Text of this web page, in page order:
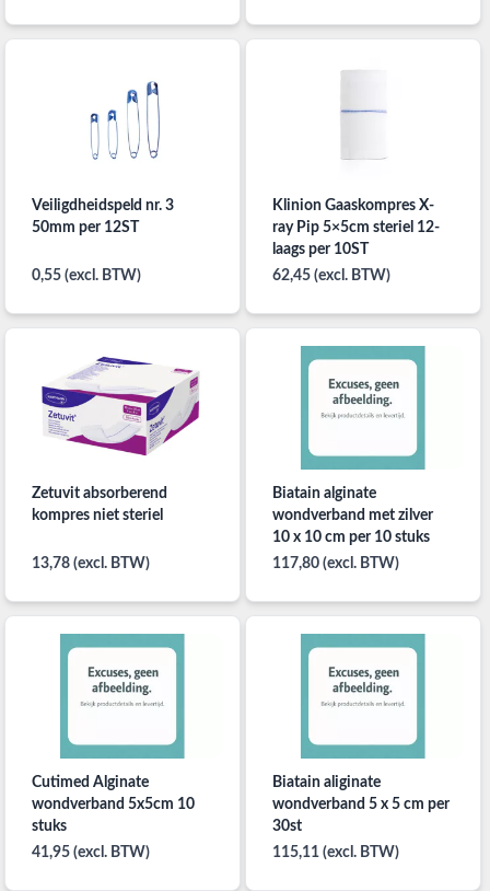
Veiligdheidspeld nr. 3
50mm per 12ST
0,55 (excl. BTW)
Klinion Gaaskompres X-
ray Pip 5×5cm steriel 12-
laags per 10ST
62,45 (excl. BTW)
Zetuvit absorberend
kompres niet steriel
13,78 (excl. BTW)
Biatain alginate
wondverband met zilver
10 x 10 cm per 10 stuks
117,80 (excl. BTW)
Cutimed Alginate
wondverband 5x5cm 10
stuks
41,95 (excl. BTW)
Biatain aliginate
wondverband 5 x 5 cm per
30st
115,11 (excl. BTW)